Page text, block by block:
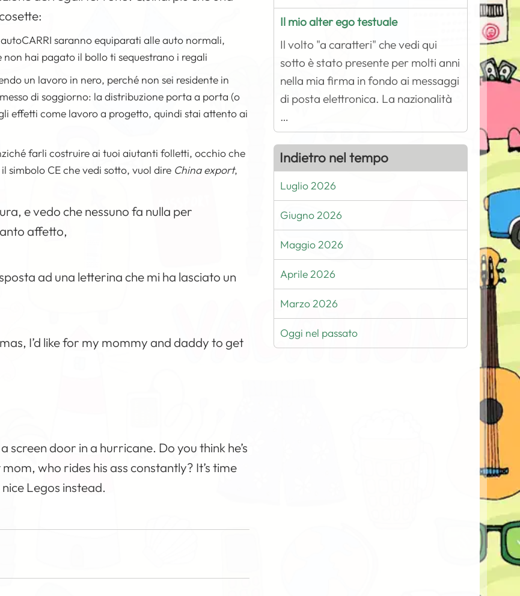
saranno equiparati alle auto normali,
hai pagato il bollo ti sequestrano i regali
un lavoro in nero, perché non sei residente in
di soggiorno: la distribuzione porta a porta (o
effetti come lavoro a progetto, quindi stai attento ai
farli costruire ai tuoi aiutanti folletti, occhio che
simbolo CE che vedi sotto, vuol dire China export,
e vedo che nessuno fa nulla per
affetto,
ad una letterina che mi ha lasciato un
I’d like for my mommy and daddy to get
screen door in a hurricane. Do you think he’s
who rides his ass constantly? It’s time
Legos instead.
Il mio alter ego testuale
Il volto "a caratteri" che vedi qui
sotto è stato presente per molti anni
nella mia firma in fondo ai messaggi
di posta elettronica. La nazionalità
…
Indietro nel tempo
Luglio 2026
Giugno 2026
Maggio 2026
Aprile 2026
Marzo 2026
Oggi nel passato